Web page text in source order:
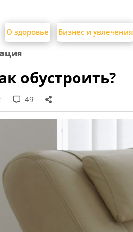
О здоровье Бизнес и увлечения
обустроить?
49